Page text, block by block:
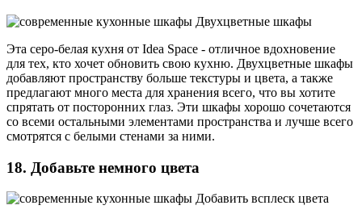
Эта серо-белая кухня от Idea Space - отличное вдохновение
для тех, кто хочет обновить свою кухню. Двухцветные шкафы
добавляют пространству больше текстуры и цвета, а также
предлагают много места для хранения всего, что вы хотите
спрятать от посторонних глаз. Эти шкафы хорошо сочетаются
со всеми остальными элементами пространства и лучше всего
смотрятся с белыми стенами за ними.
18. Добавьте немного цвета